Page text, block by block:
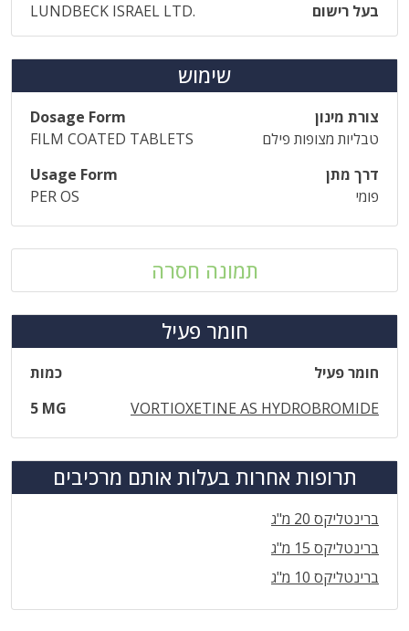
בעל רישום
LUNDBECK ISRAEL LTD.
שימוש
צורת מינון
Dosage Form
טבליות מצופות פילם
FILM COATED TABLETS
דרך מתן
Usage Form
פומי
PER OS
תמונה חסרה
חומר פעיל
חומר פעיל
כמות
VORTIOXETINE AS HYDROBROMIDE
5 MG
תרופות אחרות בעלות אותם מרכיבים
ברינטליקס 20 מ"ג
ברינטליקס 15 מ"ג
ברינטליקס 10 מ"ג